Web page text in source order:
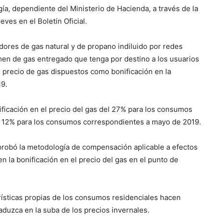
dependiente del Ministerio de Hacienda, a través de la
en el Boletín Oficial.
de gas natural y de propano indiluido por redes
de gas entregado que tenga por destino a los usuarios
de gas dispuestos como bonificación en la
en el precio del gas del 27% para los consumos
para los consumos correspondientes a mayo de 2019.
la metodología de compensación aplicable a efectos
la bonificación en el precio del gas en el punto de
propias de los consumos residenciales hacen
en la suba de los precios invernales.